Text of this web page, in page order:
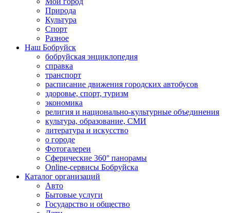
Природа
Культура
Спорт
Разное
Наш Бобруйск
бобруйская энциклопедия
справка
транспорт
расписание движения городских автобусов
здоровье, спорт, туризм
экономика
религия и национально-культурные объединения
культура, образование, СМИ
литература и искусство
о городе
Фотогалереи
Сферические 360° панорамы
Online-сервисы Бобруйска
Каталог организаций
Авто
Бытовые услуги
Государство и общество